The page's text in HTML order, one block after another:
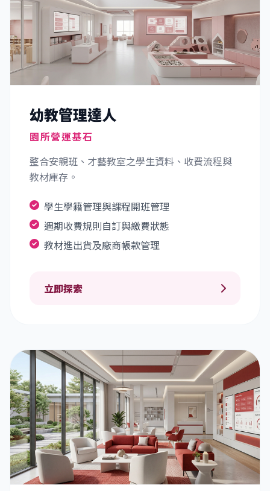
幼教管理達人
園所營運基石
整合安親班、才藝教室之學生資料、收費流程與
教材庫存。
學生學籍管理與課程開班管理
週期收費規則自訂與繳費狀態
教材進出貨及廠商帳款管理
立即探索